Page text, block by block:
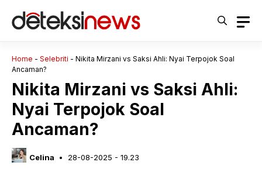
Home - Selebriti - Nikita Mirzani vs Saksi Ahli: Nyai Terpojok Soal
Ancaman?
Nikita Mirzani vs Saksi Ahli:
Nyai Terpojok Soal
Ancaman?
Celina 28-08-2025 - 19.23